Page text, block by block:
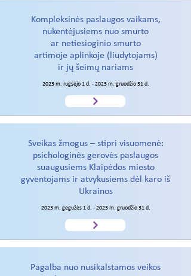
Kompleksinės paslaugos vaikams,
nukentėjusiems nuo smurto
ar netiesioginio smurto
artimoje aplinkoje (liudytojams)
ir jų šeimų nariams
2023 m. rugsėjo 1 d. - 2023 m. gruodžio 31 d.
Sveikas žmogus – stipri visuomenė:
psichologinės gerovės paslaugos
suaugusiems Klaipėdos miesto
gyventojams ir atvykusiems dėl karo iš
Ukrainos
2023 m. gegužės 1 d. - 2023 m. gruodžio 31 d.
Pagalba nuo nusikalstamos veikos